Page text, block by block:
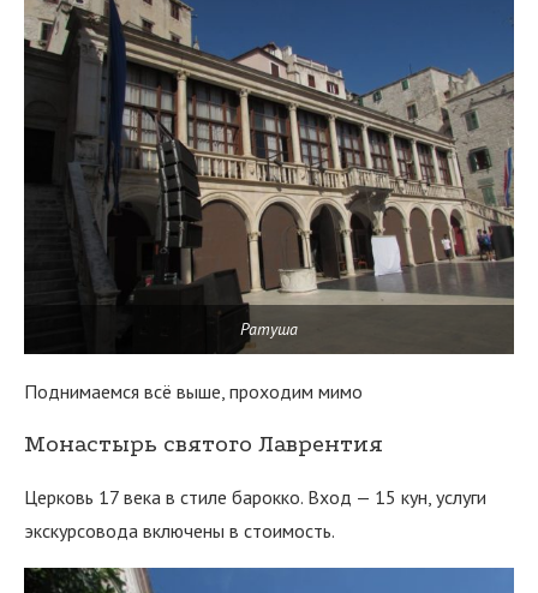
Ратуша
Поднимаемся всё выше, проходим мимо
Монастырь святого Лаврентия
Церковь 17 века в стиле барокко. Вход — 15 кун, услуги
экскурсовода включены в стоимость.